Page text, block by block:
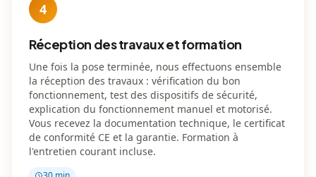
4
Réception des travaux et formation
Une fois la pose terminée, nous effectuons ensemble
la réception des travaux : vérification du bon
fonctionnement, test des dispositifs de sécurité,
explication du fonctionnement manuel et motorisé.
Vous recevez la documentation technique, le certificat
de conformité CE et la garantie. Formation à
l'entretien courant incluse.